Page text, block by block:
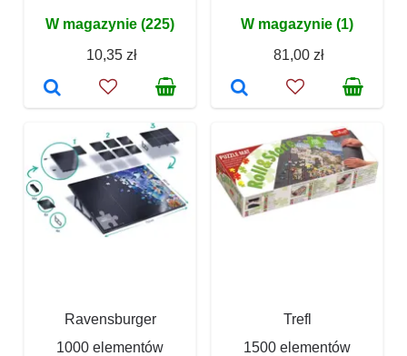
W magazynie (225)
10,35 zł
W magazynie (1)
81,00 zł
Ravensburger
1000 elementów
Trefl
1500 elementów